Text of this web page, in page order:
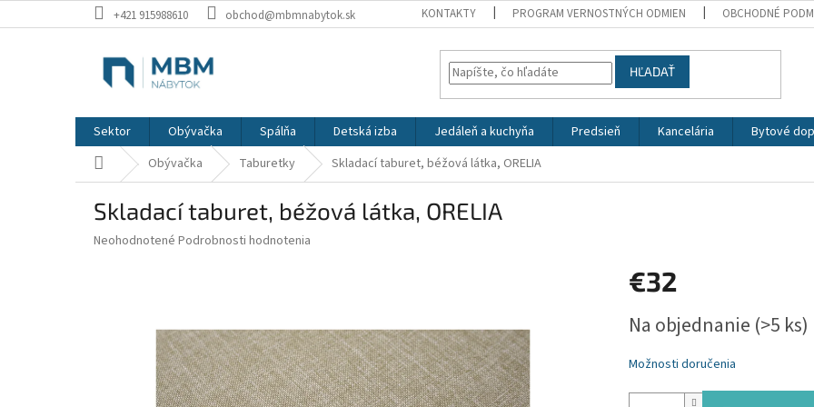
na
+421 915988610 obchod@mbmnabytok.sk KONTAKTY PROGRAM VERNOSTNÝCH ODMIEN OBCHODNÉ
HĽADAŤ
Sektor Obývačka Spálňa Detská izba Jedáleň a kuchyňa Predsieň Kancelária Bytové
Domov Obývačka Taburetky Skladací taburet, béžová látka, ORELIA
Skladací taburet, béžová látka, ORELIA
Priemerné
hviezdičiek.
Neohodnotené Podrobnosti hodnotenia
€32
cena:
Na objednanie (>5 ks)
Možnosti doručenia